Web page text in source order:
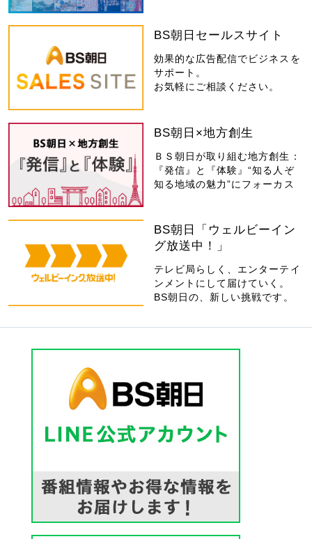
BS朝日セールスサイト
効果的な広告配信でビジネスを
サポート。
お気軽にご相談ください。
BS朝日×地方創生
ＢＳ朝日が取り組む地方創生：
『発信』と『体験』“知る人ぞ
知る地域の魅力”にフォーカス
BS朝日「ウェルビーイン
グ放送中！」
テレビ局らしく、エンターテイ
ンメントにして届けていく。
BS朝日の、新しい挑戦です。